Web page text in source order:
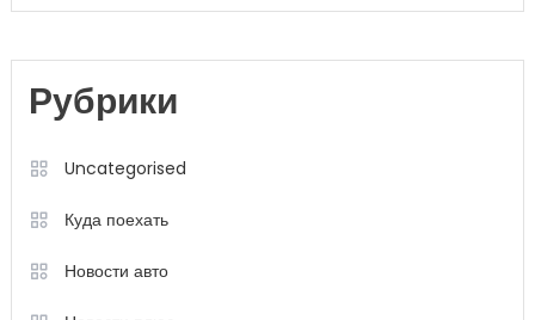
Рубрики
Uncategorised
Куда поехать
Новости авто